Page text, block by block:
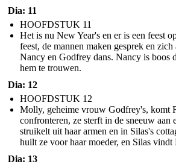
Dia: 11
HOOFDSTUK 11
Het is nu New Year's en er is een feest
feest, de mannen maken gesprek en
Nancy en Godfrey dans. Nancy is boos
hem te trouwen.
Dia: 12
HOOFDSTUK 12
Molly, geheime vrouw Godfrey's, komt
confronteren, ze sterft in de sneeuw
struikelt uit haar armen en in Silas's
huilt ze voor haar moeder, en Silas
Dia: 13